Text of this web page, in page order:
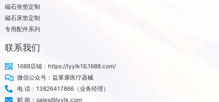
磁石坐垫定制
磁石床垫定制
专用配件系列
联系我们
1688店铺：https://lyylk16.1688.com/
微信公众号：益莱康医疗器械
电 话：13826417866（业务经理）
邮 箱：sales@lyylk.com